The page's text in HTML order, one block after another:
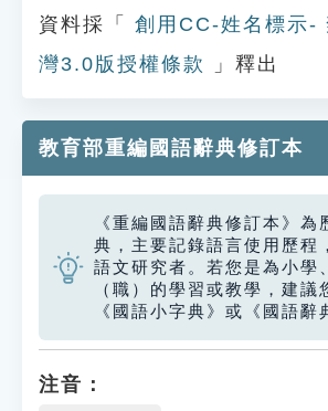
資料採「
創用CC-姓名標示-
灣3.0版授權條款
」釋出
教育部重編國語辭典修訂本
《重編國語辭典修訂本》為
典，主要記錄語言使用歷程
語文研究者。若您是為小學
（職）的學習或教學，建議
《國語小字典》或《國語辭
注音：